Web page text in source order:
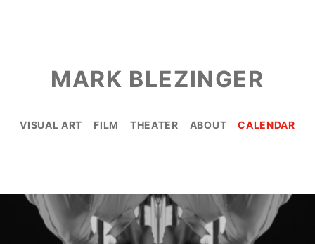
MARK BLEZINGER
VISUAL ART FILM THEATER ABOUT CALENDAR